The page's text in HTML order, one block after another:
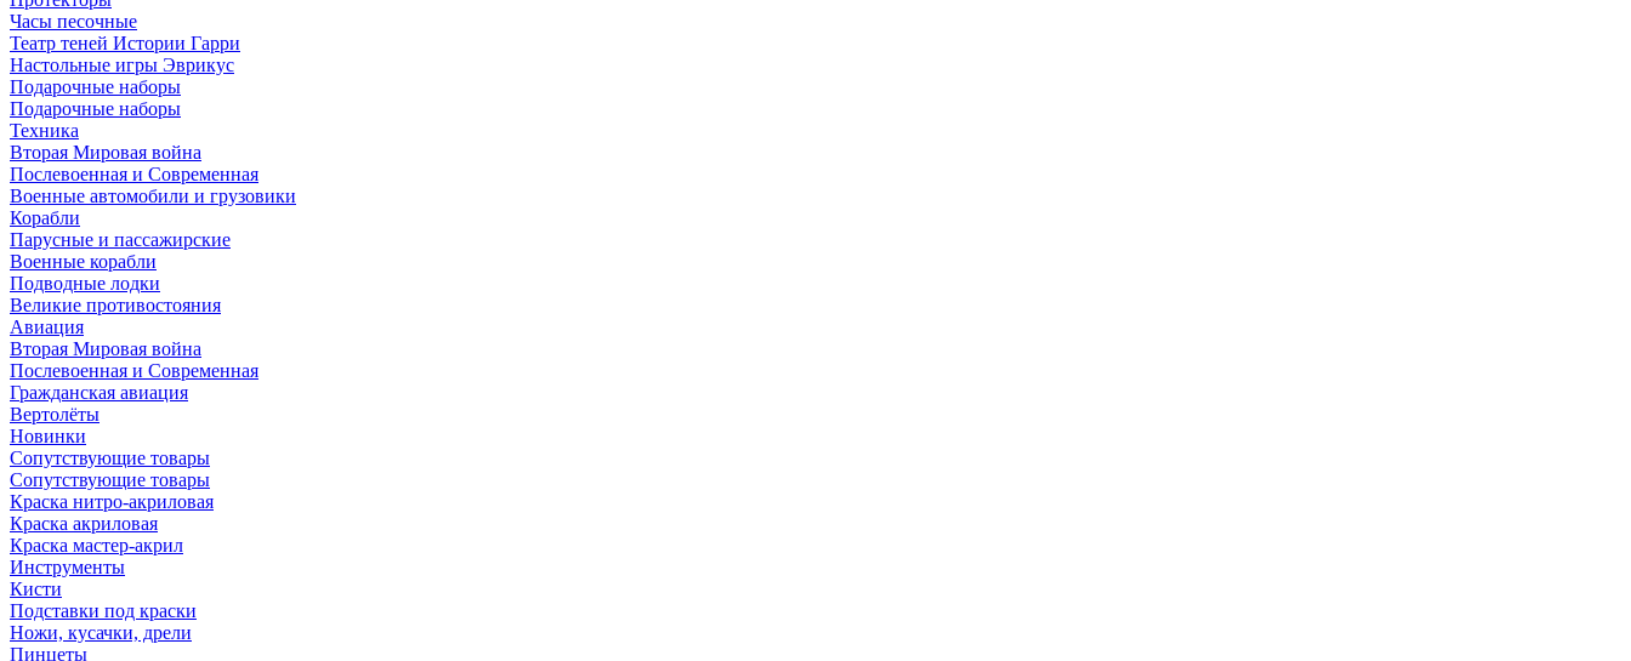
Часы песочные
Театр теней Истории Гарри
Настольные игры Эврикус
Подарочные наборы
Подарочные наборы
Техника
Вторая Мировая война
Послевоенная и Современная
Военные автомобили и грузовики
Корабли
Парусные и пассажирские
Военные корабли
Подводные лодки
Великие противостояния
Авиация
Вторая Мировая война
Послевоенная и Современная
Гражданская авиация
Вертолёты
Новинки
Сопутствующие товары
Сопутствующие товары
Краска нитро-акриловая
Краска акриловая
Краска мастер-акрил
Инструменты
Кисти
Подставки под краски
Ножи, кусачки, дрели
Пинцеты